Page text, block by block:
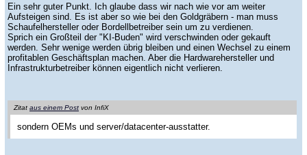
Ein sehr guter Punkt. Ich glaube dass wir nach wie vor am weiter
Aufsteigen sind. Es ist aber so wie bei den Goldgräbern - man muss
Schaufelhersteller oder Bordellbetreiber sein um zu verdienen.
Sprich ein Großteil der "KI-Buden" wird verschwinden oder gekauft
werden. Sehr wenige werden übrig bleiben und einen Wechsel zu einem
profitablen Geschäftsplan machen. Aber die Hardwarehersteller und
Infrastrukturbetreiber können eigentlich nicht verlieren.
Zitat aus einem Post von InfiX
sondern OEMs und server/datacenter-ausstatter.